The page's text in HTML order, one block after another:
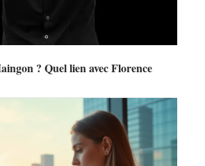
? Quel lien avec Florence